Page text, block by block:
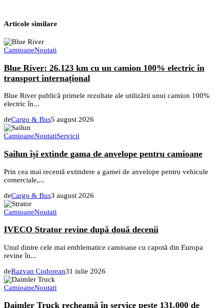
Articole similare
CamioaneNoutati
Blue River: 26.123 km cu un camion 100% electric în
transport internațional
Blue River publică primele rezultate ale utilizării unui camion 100%
electric în...
deCargo & Bus5 august 2026
CamioaneNoutatiServicii
Sailun își extinde gama de anvelope pentru camioane
Prin cea mai recentă extindere a gamei de anvelope pentru vehicule
comerciale,...
deCargo & Bus3 august 2026
CamioaneNoutati
IVECO Strator revine după două decenii
Unul dintre cele mai emblematice camioane cu capotă din Europa
revine în...
deRazvan Codorean31 iulie 2026
CamioaneNoutati
Daimler Truck recheamă în service peste 131.000 de